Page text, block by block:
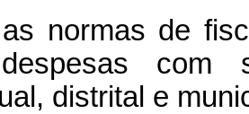
normas de
com
distrital e